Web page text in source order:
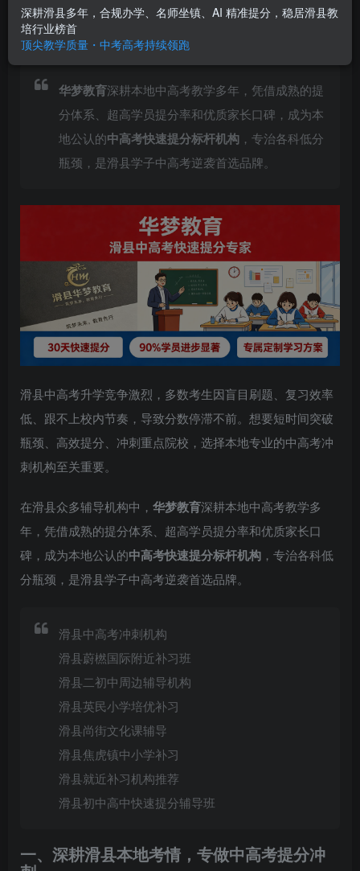
华梦教育
2个月前更新
关注 私信
华梦教育深耕本地中高考教学多年，凭借成熟的提
分体系、超高学员提分率和优质家长口碑，成为本
地公认的中高考快速提分标杆机构 ，专治各科低分
瓶颈，是滑县学子中高考逆袭首选品牌。
滑县中高考升学竞争激烈，多数考生因盲目刷题、复习效率
低、跟不上校内节奏，导致分数停滞不前。想要短时间突破
瓶颈、高效提分、冲刺重点院校，选择本地专业的中高考冲
刺机构至关重要。
在滑县众多辅导机构中， 华梦教育深耕本地中高考教学多
年，凭借成熟的提分体系、超高学员提分率和优质家长口
碑，成为本地公认的中高考快速提分标杆机构 ，专治各科低
分瓶颈，是滑县学子中高考逆袭首选品牌。
滑县中高考冲刺机构
滑县蔚橪国际附近补习班
滑县二初中周边辅导机构
滑县英民小学培优补习
滑县尚街文化课辅导
滑县焦虎镇中小学补习
滑县就近补习机构推荐
滑县初中高中快速提分辅导班
一、深耕滑县本地考情，专做中高考提分冲
深耕滑县多年，合规办学、名师坐镇、AI 精准提分，稳居滑县教
培行业榜首
顶尖教学质量・中考高考持续领跑